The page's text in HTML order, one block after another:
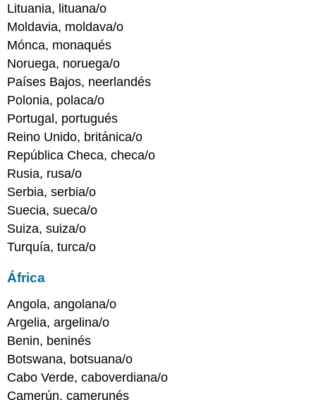
Lituania, lituana/o
Moldavia, moldava/o
Mónca, monaqués
Noruega, noruega/o
Países Bajos, neerlandés
Polonia, polaca/o
Portugal, portugués
Reino Unido, británica/o
República Checa, checa/o
Rusia, rusa/o
Serbia, serbia/o
Suecia, sueca/o
Suiza, suiza/o
Turquía, turca/o
África
Angola, angolana/o
Argelia, argelina/o
Benin, beninés
Botswana, botsuana/o
Cabo Verde, caboverdiana/o
Camerún, camerunés